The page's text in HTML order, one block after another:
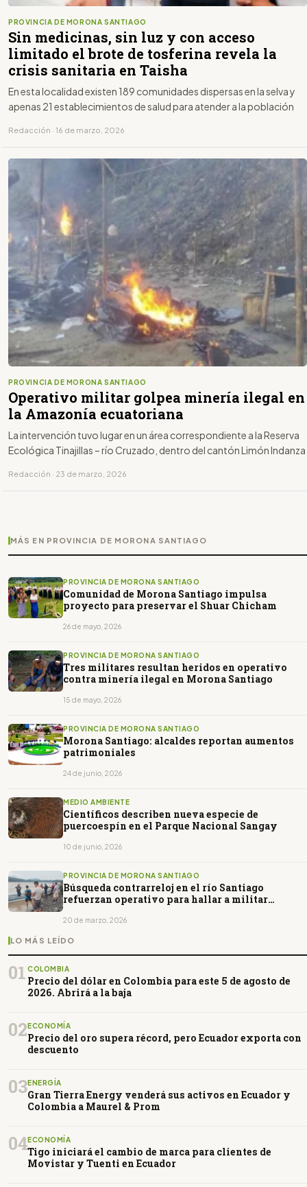
PROVINCIA DE MORONA SANTIAGO
Sin medicinas, sin luz y con acceso
limitado el brote de tosferina revela la
crisis sanitaria en Taisha
En esta localidad existen 189 comunidades dispersas en la selva y
apenas 21 establecimientos de salud para atender a la población
Redacción · 16 de marzo, 2026
PROVINCIA DE MORONA SANTIAGO
Operativo militar golpea minería ilegal en
la Amazonía ecuatoriana
La intervención tuvo lugar en un área correspondiente a la Reserva
Ecológica Tinajillas – río Cruzado, dentro del cantón Limón Indanza
Redacción · 23 de marzo, 2026
MÁS EN PROVINCIA DE MORONA SANTIAGO
PROVINCIA DE MORONA SANTIAGO
Comunidad de Morona Santiago impulsa
proyecto para preservar el Shuar Chicham
26 de mayo, 2026
PROVINCIA DE MORONA SANTIAGO
Tres militares resultan heridos en operativo
contra minería ilegal en Morona Santiago
15 de mayo, 2026
PROVINCIA DE MORONA SANTIAGO
Morona Santiago: alcaldes reportan aumentos
patrimoniales
24 de junio, 2026
MEDIO AMBIENTE
Científicos describen nueva especie de
puercoespín en el Parque Nacional Sangay
10 de junio, 2026
PROVINCIA DE MORONA SANTIAGO
Búsqueda contrarreloj en el río Santiago
refuerzan operativo para hallar a militar
20 de marzo, 2026
LO MÁS LEÍDO
01 COLOMBIA
Precio del dólar en Colombia para este 5 de agosto de
2026. Abrirá a la baja
02ECONOMÍA
Precio del oro supera récord, pero Ecuador exporta con
descuento
03ENERGÍA
Gran Tierra Energy venderá sus activos en Ecuador y
Colombia a Maurel & Prom
04ECONOMÍA
Tigo iniciará el cambio de marca para clientes de
Movistar y Tuenti en Ecuador